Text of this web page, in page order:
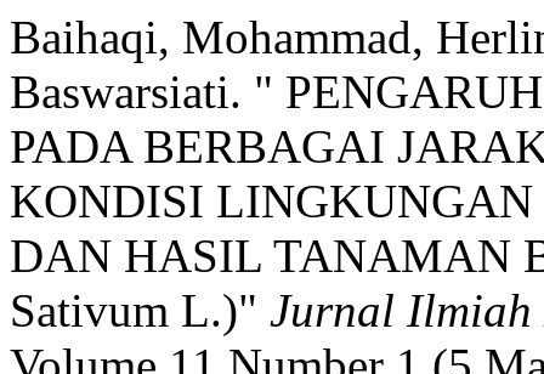
Baihaqi, Mohammad,
Baswarsiati. "
PADA BERBAGAI
KONDISI
DAN HASIL TANAMAN
Sativum L.)" Jurnal Ilmiah